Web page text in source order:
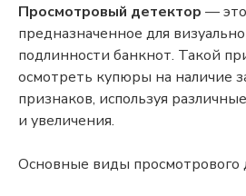
Просмотровый детектор — это
предназначенное для
подлинности банкнот. Такой
осмотреть купюры на наличие
признаков, используя
и увеличения.
Основные виды просмотрового